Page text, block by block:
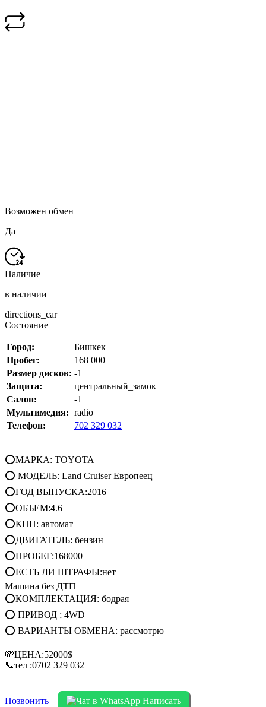
Возможен обмен
Да
Наличие
в наличии
directions_car
Состояние
Город:
Бишкек
Пробег:
168 000
Размер дисков: -1
Защита:
центральный_замок
Салон:
-1
Мультимедия: radio
Телефон:
702 329 032
⭕МАРКА: TOYOTA
⭕ МОДЕЛЬ: Land Cruiser Европеец
⭕ГОД ВЫПУСКА:2016
⭕ОБЪЕМ:4.6
⭕КПП: автомат
⭕ДВИГАТЕЛЬ: бензин
⭕ПРОБЕГ:168000
⭕ЕСТЬ ЛИ ШТРАФЫ:нет
Машина без ДТП
⭕КОМПЛЕКТАЦИЯ: бодрая
⭕ ПРИВОД ; 4WD
⭕ ВАРИАНТЫ ОБМЕНА: рассмотрю
💸ЦЕНА:52000$
📞тел :0702 329 032
Позвонить Написать